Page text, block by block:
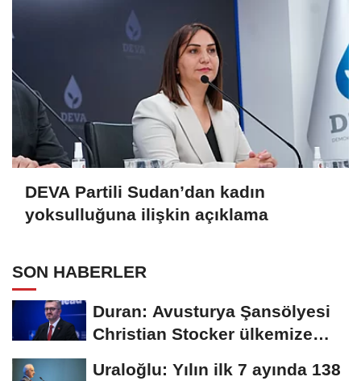
DEVA Partili Sudan’dan kadın
yoksulluğuna ilişkin açıklama
SON HABERLER
Duran: Avusturya Şansölyesi
Christian Stocker ülkemize
Uraloğlu: Yılın ilk 7 ayında 138